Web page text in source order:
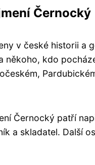
Černocký
v české historii a
někoho, kdo
Černocký patří
a skladatel. Další